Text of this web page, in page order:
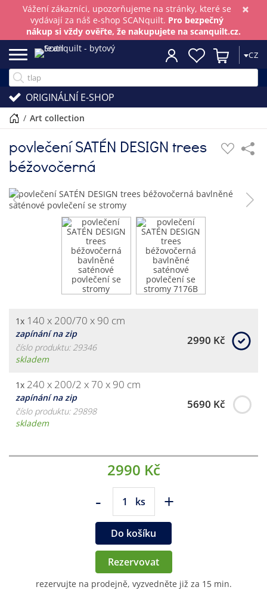
×
Vážení zákazníci, upozorňujeme na stránky, které se
vydávají za náš e-shop SCANquilt. Pro bezpečný
nákup si vždy ověřte, že nakupujete na scanquilt.cz.
CZ
ORIGINÁLNÍ E-SHOP
/ art collection
povlečení SATÉN DESIGN trees
béžovočerná
1x 140 x 200/70 x 90 cm
zapínání na zip
číslo produktu: 29346
skladem
2990 Kč
1x 240 x 200/2 x 70 x 90 cm
zapínání na zip
číslo produktu: 29898
skladem
5690 Kč
2990 Kč
- ks +
Do košíku
Rezervovat
rezervujte na prodejně, vyzvedněte již za 15 min.